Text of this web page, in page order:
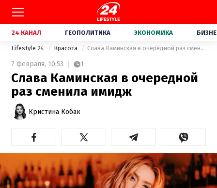
24 КАНАЛ ГЕОПОЛИТИКА ЭКОНОМИКА
Lifestyle 24 Красота Слава Каминская в очередной раз сменила имидж
7 февраля, 10:53 1
Слава Каминская в очередной
раз сменила имидж
Кристина Кобак